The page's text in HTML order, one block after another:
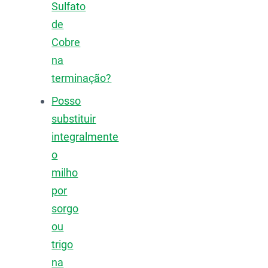
Sulfato
de
Cobre
na
terminação?
Posso
substituir
integralmente
o
milho
por
sorgo
ou
trigo
na